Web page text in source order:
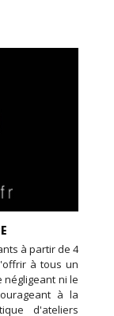
à partir de 4
à tous un
négligeant ni le
à la
d'ateliers